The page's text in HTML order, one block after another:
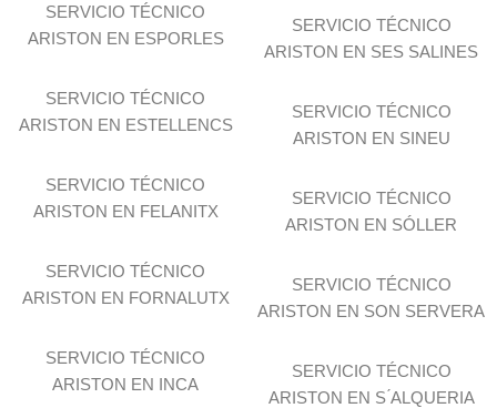
SERVICIO TÉCNICO
ARISTON EN ESPORLES
SERVICIO TÉCNICO
ARISTON EN ESTELLENCS
SERVICIO TÉCNICO
ARISTON EN FELANITX
SERVICIO TÉCNICO
ARISTON EN FORNALUTX
SERVICIO TÉCNICO
ARISTON EN INCA
SERVICIO TÉCNICO
ARISTON EN SES SALINES
SERVICIO TÉCNICO
ARISTON EN SINEU
SERVICIO TÉCNICO
ARISTON EN SÓLLER
SERVICIO TÉCNICO
ARISTON EN SON SERVERA
SERVICIO TÉCNICO
ARISTON EN S ́ALQUERIA